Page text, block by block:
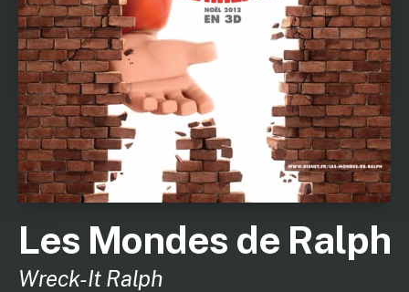
Les Mondes de Ralph
Wreck-It Ralph